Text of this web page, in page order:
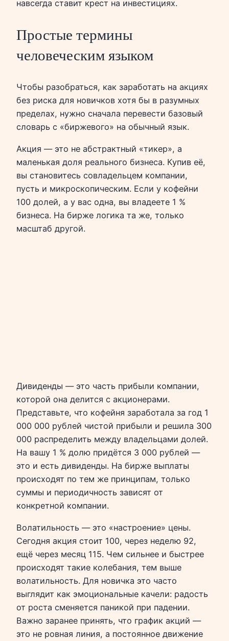
навсегда ставит крест на инвестициях.
Простые термины
человеческим языком
Чтобы разобраться, как заработать на акциях
без риска для новичков хотя бы в разумных
пределах, нужно сначала перевести базовый
словарь с «биржевого» на обычный язык.
Акция — это не абстрактный «тикер», а
маленькая доля реального бизнеса. Купив её,
вы становитесь совладельцем компании,
пусть и микроскопическим. Если у кофейни
100 долей, а у вас одна, вы владеете 1 %
бизнеса. На бирже логика та же, только
масштаб другой.
Дивиденды — это часть прибыли компании,
которой она делится с акционерами.
Представьте, что кофейня заработала за год 1
000 000 рублей чистой прибыли и решила 300
000 распределить между владельцами долей.
На вашу 1 % долю придётся 3 000 рублей —
это и есть дивиденды. На бирже выплаты
происходят по тем же принципам, только
суммы и периодичность зависят от
конкретной компании.
Волатильность — это «настроение» цены.
Сегодня акция стоит 100, через неделю 92,
ещё через месяц 115. Чем сильнее и быстрее
происходят такие колебания, тем выше
волатильность. Для новичка это часто
выглядит как эмоциональные качели: радость
от роста сменяется паникой при падении.
Важно заранее принять, что график акций —
это не ровная линия, а постоянное движение